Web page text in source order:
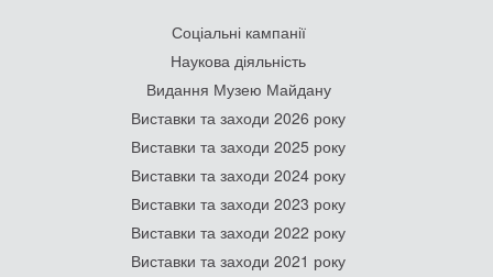
Соціальні кампанії
Наукова діяльність
Видання Музею Майдану
Виставки та заходи 2026 року
Виставки та заходи 2025 року
Виставки та заходи 2024 року
Виставки та заходи 2023 року
Виставки та заходи 2022 року
Виставки та заходи 2021 року